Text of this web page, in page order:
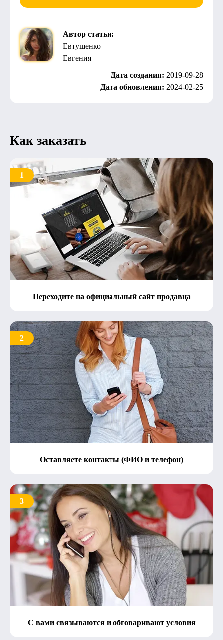
Автор статьи:
Евтушенко
Евгения
Дата создания: 2019-09-28
Дата обновления: 2024-02-25
Как заказать
1
Переходите на официальный сайт продавца
2
Оставляете контакты (ФИО и телефон)
3
С вами связываются и обговаривают условия